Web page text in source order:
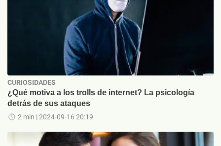
CURIOSIDADES
¿Qué motiva a los trolls de internet? La psicología
detrás de sus ataques
2 min | 2024-09-16 20:19